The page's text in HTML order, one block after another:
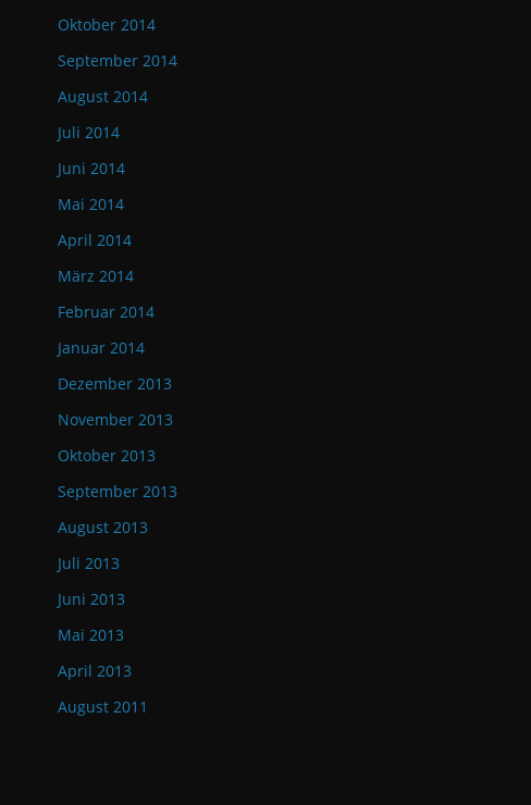
Oktober 2014
September 2014
August 2014
Juli 2014
Juni 2014
Mai 2014
April 2014
März 2014
Februar 2014
Januar 2014
Dezember 2013
November 2013
Oktober 2013
September 2013
August 2013
Juli 2013
Juni 2013
Mai 2013
April 2013
August 2011